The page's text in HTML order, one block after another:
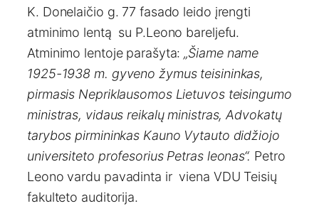
K. Donelaičio g. 77 fasado leido įrengti
atminimo lentą su P.Leono bareljefu.
Atminimo lentoje parašyta:„Šiame name
1925-1938 m. gyveno žymus teisininkas,
pirmasis Nepriklausomos Lietuvos teisingumo
ministras, vidaus reikalų ministras, Advokatų
tarybos pirmininkas Kauno Vytauto didžiojo
universiteto profesorius Petras leonas“. Petro
Leono vardu pavadinta ir viena VDU Teisių
fakulteto auditorija.